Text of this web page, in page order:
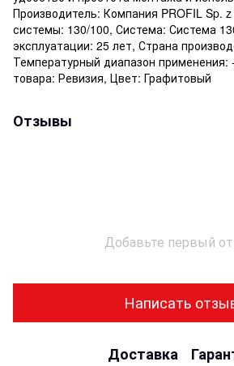
Производитель: Компания PROFIL Sp.
системы: 130/100, Система: Система
эксплуатации: 25 лет, Страна
Температурный диапазон применения:
товара: Ревизия, Цвет: Графитовый
Отзывы
Добавьте первый
Написать
Доставка